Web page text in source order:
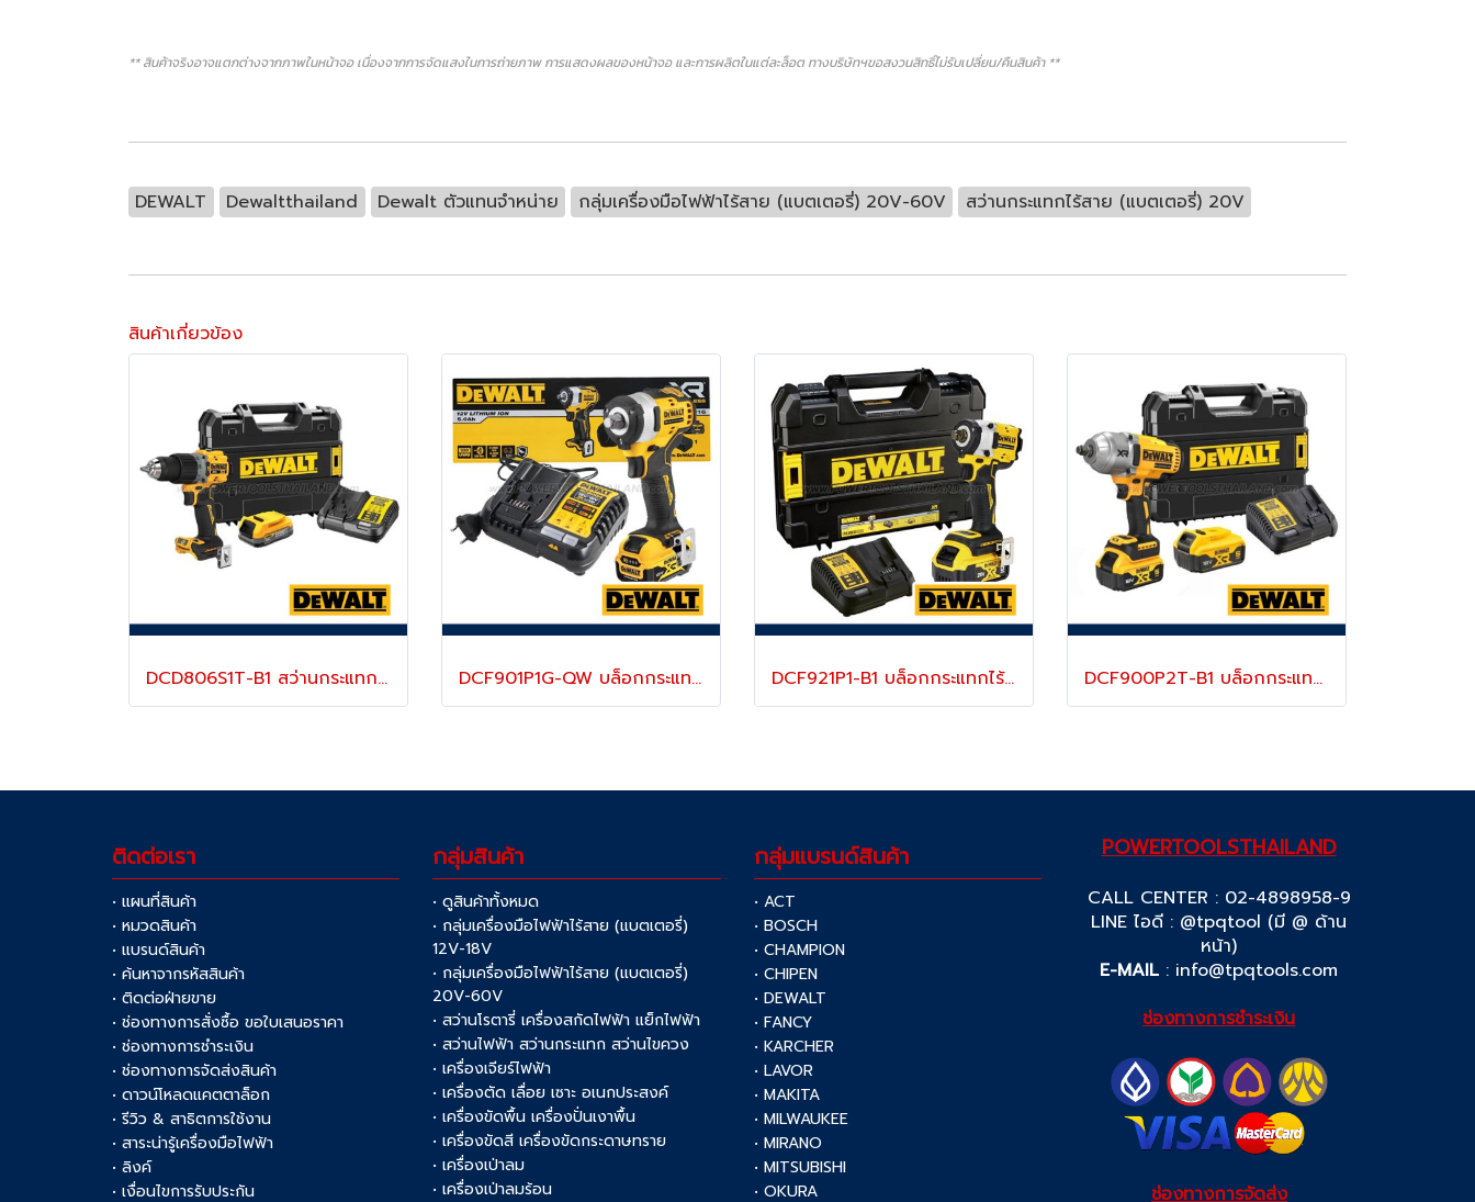
** สินค้าจริงอาจแตกต่างจากภาพในหน้าจอ เนื่องจากการจัดแสงในการถ่ายภาพ การแสดงผลของหน้าจอ และการผลิตในแต่ละล็อต ทางบริษัทฯขอสงวนสิทธิ์ไม่รับเปลี่ยน/คืนสินค้า **
DEWALT Dewaltthailand Dewalt ตัวแทนจำหน่าย กลุ่มเครื่องมือไฟฟ้าไร้สาย (แบตเตอรี่) 20V-60V สว่านกระแทกไร้สาย (แบตเตอรี่) 20V
สินค้าเกี่ยวข้อง
DCD806S1T-B1 สว่านกระแทกไร้สาย (ไร้แปรงถ่าน) 20V MAX ขนาด 13 มม.แรงบิดสูงสุด 90NM./2000-34000RPM พร้อมแบตเตอรี่ POWERSTACK+ แท่นชาร์จ (ครบชุด) "DEWALT" ดีวอลท์ DCF901P1G-QW บล็อกกระแทกไร้สาย 1/2" 12V MAX (ขนาดเล็กน้ำหนักเบา) ไร้แปรงถ่าน แรงบิดสูงสุด 340 NM. ความเร็วรอบ 2850 RPM พร้อมแบตเตอรี่ 5.0AH + แท่นชาร์จ "DEWALT" ดีวอลท์ DCF921P1-B1 บล็อกกระแทกไร้สาย 1/2" 20V MAX (ขนาดเล็กน้ำหนักเบา) ไร้แปรงถ่าน แรงบิดสูงสุด 406 NM. ความเร็วรอบ 2800 RPM พร้อมแบตเตอรี่ 5.0AH "DEWALT" ดีวอลท์ DCF900P2T-B1 บล็อกกระแทกไร้สาย 1/2" 20V MAX ไร้แปรงถ่าน แรงบิดสูงสุด 1396 NM. ความเร็วรอบ 2000 RPM พร้อมแบตเตอรี่ 5.0AH "DEWALT" ดีวอลท์
ติดต่อเรา
• แผนที่สินค้า
• หมวดสินค้า
• แบรนด์สินค้า
• ค้นหาจากรหัสสินค้า
• ติดต่อฝ่ายขาย
• ช่องทางการสั่งซื้อ ขอใบเสนอราคา
• ช่องทางการชำระเงิน
• ช่องทางการจัดส่งสินค้า
• ดาวน์โหลดแคตตาล็อก
• รีวิว & สาธิตการใช้งาน
• สาระน่ารู้เครื่องมือไฟฟ้า
• ลิงค์
• เงื่อนไขการรับประกัน
กลุ่มสินค้า
• ดูสินค้าทั้งหมด
• กลุ่มเครื่องมือไฟฟ้าไร้สาย (แบตเตอรี่)
12V-18V
• กลุ่มเครื่องมือไฟฟ้าไร้สาย (แบตเตอรี่)
20V-60V
• สว่านโรตารี่ เครื่องสกัดไฟฟ้า แย็กไฟฟ้า
• สว่านไฟฟ้า สว่านกระแทก สว่านไขควง
• เครื่องเจียร์ไฟฟ้า
• เครื่องตัด เลื่อย เซาะ อเนกประสงค์
• เครื่องขัดพื้น เครื่องปั่นเงาพื้น
• เครื่องขัดสี เครื่องขัดกระดาษทราย
• เครื่องเป่าลม
• เครื่องเป่าลมร้อน
กลุ่มแบรนด์สินค้า
• ACT
• BOSCH
• CHAMPION
• CHIPEN
• DEWALT
• FANCY
• KARCHER
• LAVOR
• MAKITA
• MILWAUKEE
• MIRANO
• MITSUBISHI
• OKURA
POWERTOOLSTHAILAND
CALL CENTER : 02-4898958-9
LINE ไอดี : @tpqtool (มี @ ด้าน
หน้า)
E-MAIL : info@tpqtools.com
ช่องทางการชำระเงิน
ช่องทางการจัดส่ง